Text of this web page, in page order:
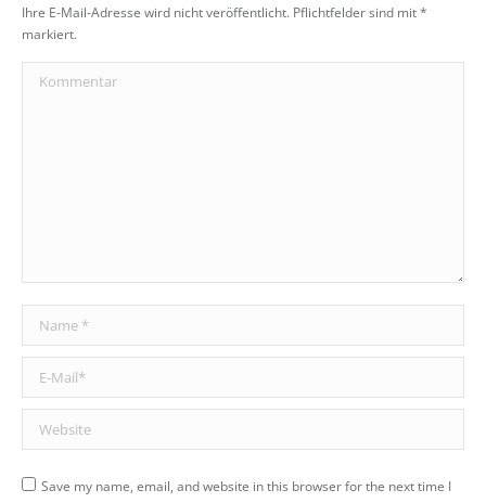
Ihre E-Mail-Adresse wird nicht veröffentlicht. Pflichtfelder sind mit*
markiert.
Kommentar
Name *
E-Mail *
Website
Save my name, email, and website in this browser for the next time I